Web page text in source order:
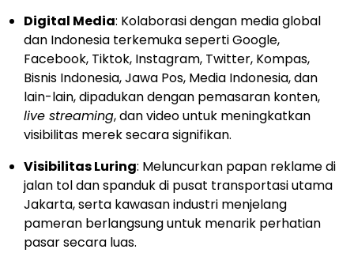
Digital Media: Kolaborasi dengan media global
dan Indonesia terkemuka seperti Google,
Facebook, Tiktok, Instagram, Twitter, Kompas,
Bisnis Indonesia, Jawa Pos, Media Indonesia, dan
lain-lain, dipadukan dengan pemasaran konten,
live streaming, dan video untuk meningkatkan
visibilitas merek secara signifikan.
Visibilitas Luring: Meluncurkan papan reklame di
jalan tol dan spanduk di pusat transportasi utama
Jakarta, serta kawasan industri menjelang
pameran berlangsung untuk menarik perhatian
pasar secara luas.